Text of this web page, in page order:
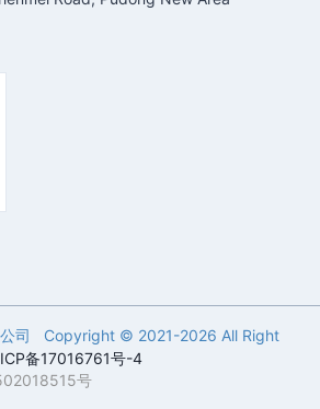
公司 Copyright © 2021-2026 All Right
备17016761号-4
号